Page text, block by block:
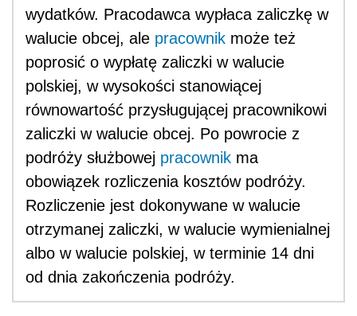
wydatków. Pracodawca wypłaca zaliczkę w
walucie obcej, ale pracownik może też
poprosić o wypłatę zaliczki w walucie
polskiej, w wysokości stanowiącej
równowartość przysługującej pracownikowi
zaliczki w walucie obcej. Po powrocie z
podróży służbowej pracownik ma
obowiązek rozliczenia kosztów podróży.
Rozliczenie jest dokonywane w walucie
otrzymanej zaliczki, w walucie wymienialnej
albo w walucie polskiej, w terminie 14 dni
od dnia zakończenia podróży.